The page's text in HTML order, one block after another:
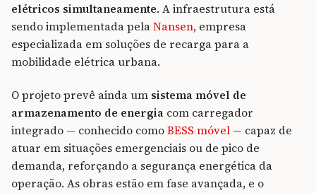
elétricos simultaneamente. A infraestrutura está
sendo implementada pelaNansen, empresa
especializada em soluções de recarga para a
mobilidade elétrica urbana.
O projeto prevê ainda um sistema móvel de
armazenamento de energia com carregador
integrado — conhecido comoBESS móvel — capaz de
atuar em situações emergenciais ou de pico de
demanda, reforçando a segurança energética da
operação. As obras estão em fase avançada, e o